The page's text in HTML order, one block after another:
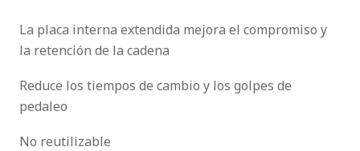
La placa interna extendida mejora el compromiso y
la retención de la cadena
Reduce los tiempos de cambio y los golpes de
pedaleo
No reutilizable